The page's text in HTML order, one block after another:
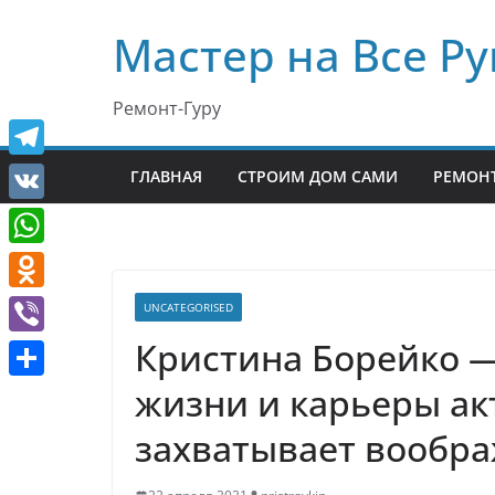
содержимомуМастер на Все
Ремонт-Гуру
ГЛАВНАЯ СТРОИМ ДОМ САМИ
UNCATEGORISED
Кристина Борейко
жизни и карьеры
захватывает
T
e
l
e
g
r
V
K
W
h
a
t
O
d
n
V